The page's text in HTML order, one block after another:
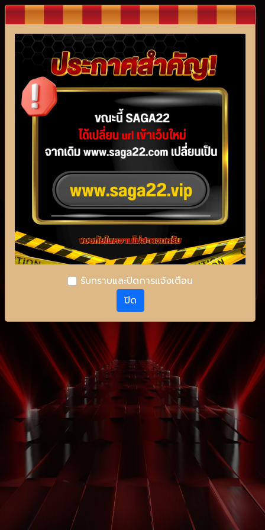
ลืมรหัสผ่าน
เบอร์โทรศัพท์
รับทราบและปิดการแจ้งเตือน
ปิด